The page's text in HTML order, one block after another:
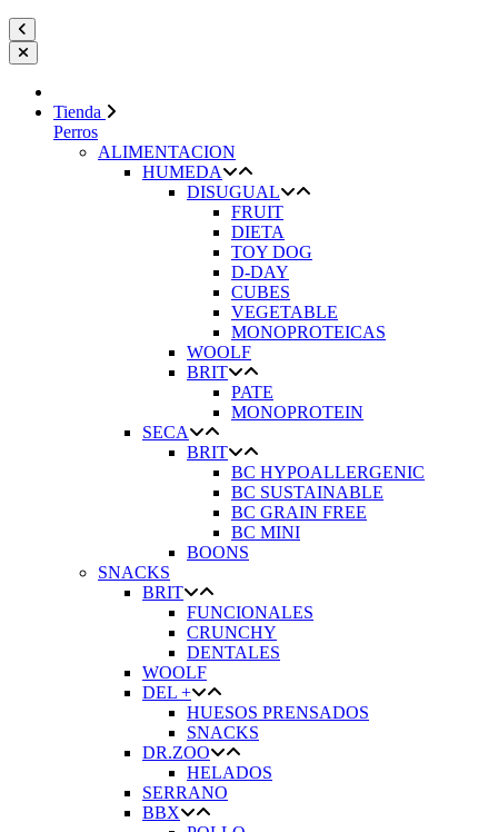
Tienda
Perros
ALIMENTACION
HUMEDA
DISUGUAL
FRUIT
DIETA
TOY DOG
D-DAY
CUBES
VEGETABLE
MONOPROTEICAS
WOOLF
BRIT
PATE
MONOPROTEIN
SECA
BRIT
BC HYPOALLERGENIC
BC SUSTAINABLE
BC GRAIN FREE
BC MINI
BOONS
SNACKS
BRIT
FUNCIONALES
CRUNCHY
DENTALES
WOOLF
DEL +
HUESOS PRENSADOS
SNACKS
DR.ZOO
HELADOS
SERRANO
BBX